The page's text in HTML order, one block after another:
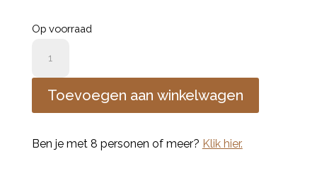
Op voorraad
aantal
Toevoegen aan winkelwagen
Ben je met 8 personen of meer? Klik hier.